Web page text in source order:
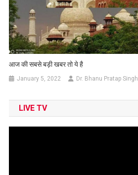
आज की सबसे बड़ी खबर तो ये है
January 5, 2022 Dr. Bhanu Pratap Singh
LIVE TV